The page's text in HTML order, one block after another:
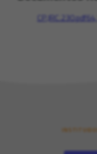
CP.JRC.230.pdf